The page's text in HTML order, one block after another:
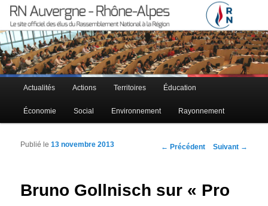
RN Auvergne – Rhône-Alpes
Le site officiel des élus RN à la région Auvergne – Rhône-Alpes
Menu principal
Aller au contenu principal
Aller au contenu secondaire
Actualités Actions Territoires Éducation
Économie Social Environnement Rayonnement
Navigation des articles
← Précédent Suivant →
Bruno Gollnisch sur « Pro
Publié le13 novembre 2013